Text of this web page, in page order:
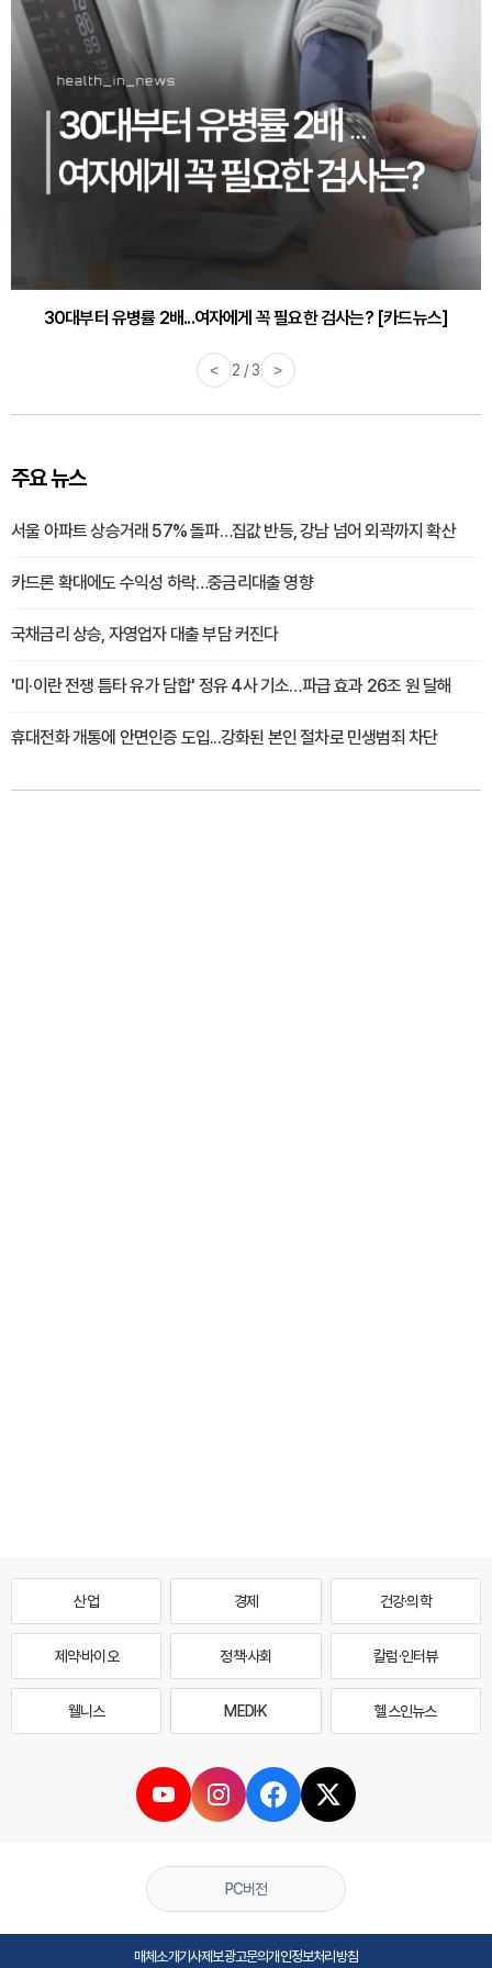
30대부터 유병률 2배...여자에게 꼭 필요한 검사는? [카드뉴스]
< 2 / 3 >
주요 뉴스
서울 아파트 상승거래 57% 돌파…집값 반등, 강남 넘어 외곽까지 확산
카드론 확대에도 수익성 하락…중금리대출 영향
국채금리 상승, 자영업자 대출 부담 커진다
'미·이란 전쟁 틈타 유가 담합' 정유 4사 기소…파급 효과 26조 원 달해
휴대전화 개통에 안면인증 도입...강화된 본인 절차로 민생범죄 차단
산업 경제 건강·의학
제약·바이오 정책·사회 칼럼·인터뷰
웰니스 MEDI·K 헬스인뉴스
PC버전
매체소개기사제보광고문의개인정보처리방침